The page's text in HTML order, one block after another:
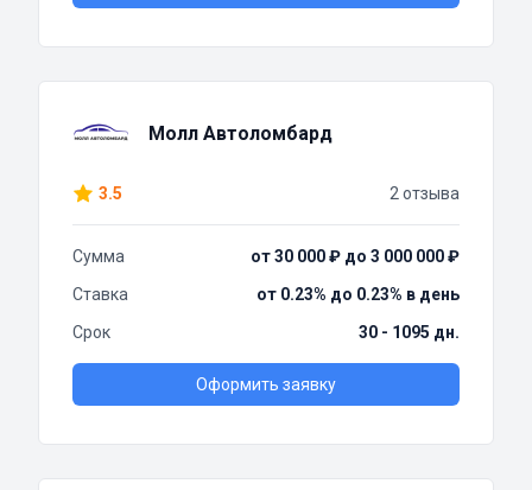
Молл Автоломбард
3.5 2 отзыва
Сумма
от 30 000 ₽ до 3 000 000 ₽
Ставка
от 0.23% до 0.23% в день
Срок
30 - 1095 дн.
Оформить заявку